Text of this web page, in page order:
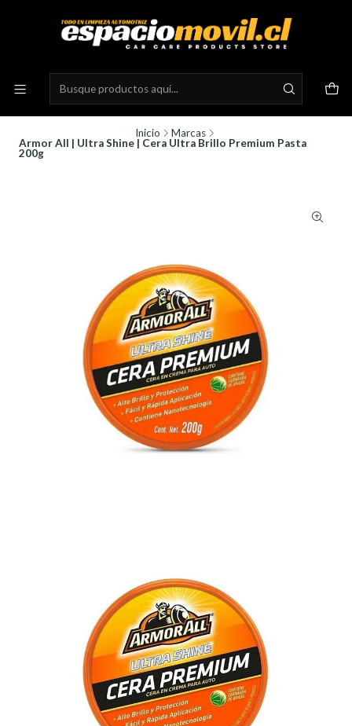
Inicio
Marcas
Armor All | Ultra Shine | Cera Ultra Brillo Premium Pasta
200g